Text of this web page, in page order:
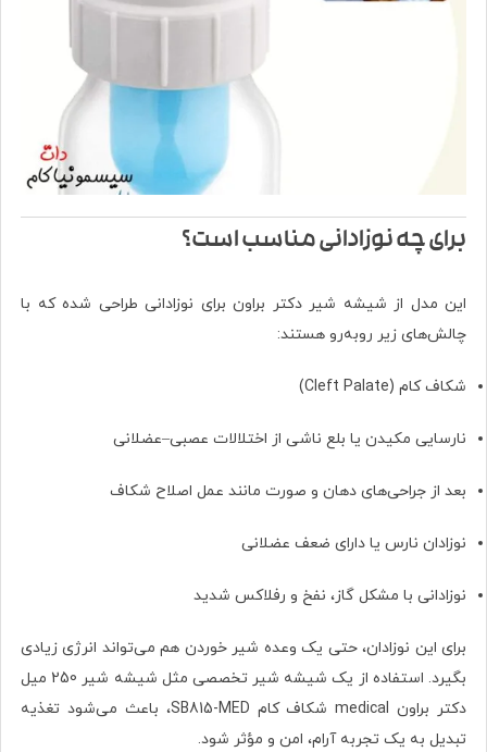
برای چه نوزادانی مناسب است؟
این مدل از شیشه شیر دکتر براون برای نوزادانی طراحی شده که با
چالش‌های زیر روبه‌رو هستند:
شکاف کام (Cleft Palate)
نارسایی مکیدن یا بلع ناشی از اختلالات عصبی–عضلانی
بعد از جراحی‌های دهان و صورت مانند عمل اصلاح شکاف
نوزادان نارس یا دارای ضعف عضلانی
نوزادانی با مشکل گاز، نفخ و رفلاکس شدید
برای این نوزادان، حتی یک وعده شیر خوردن هم می‌تواند انرژی زیادی
بگیرد. استفاده از یک شیشه شیر تخصصی مثل شیشه شیر 250 میل
دکتر براون medical شکاف کام SB815-MED، باعث می‌شود تغذیه
تبدیل به یک تجربه آرام، امن و مؤثر شود.